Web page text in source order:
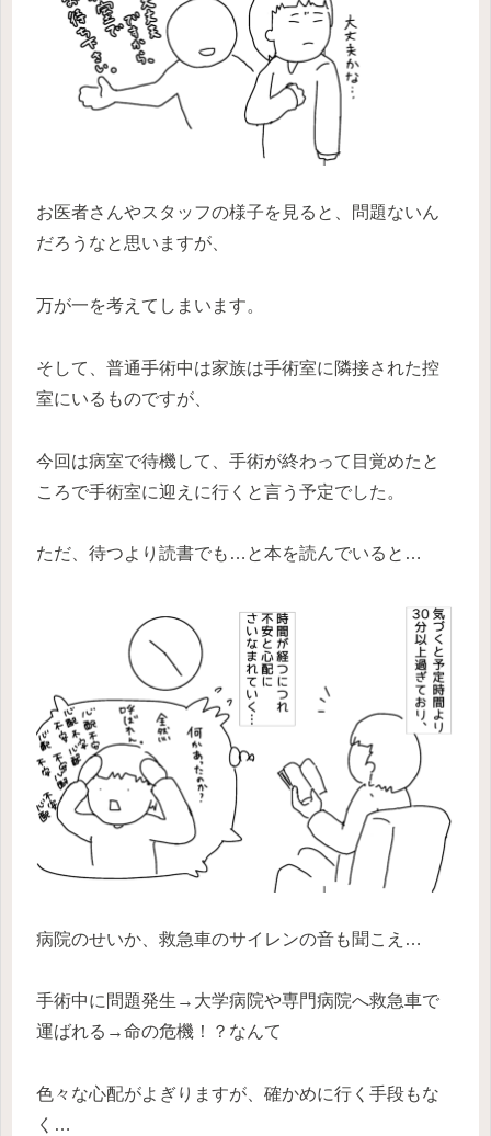
お医者さんやスタッフの様子を見ると、問題ないん
だろうなと思いますが、
万が一を考えてしまいます。
そして、普通手術中は家族は手術室に隣接された控
室にいるものですが、
今回は病室で待機して、手術が終わって目覚めたと
ころで手術室に迎えに行くと言う予定でした。
ただ、待つより読書でも…と本を読んでいると…
病院のせいか、救急車のサイレンの音も聞こえ…
手術中に問題発生→大学病院や専門病院へ救急車で
運ばれる→命の危機！？なんて
色々な心配がよぎりますが、確かめに行く手段もな
く…